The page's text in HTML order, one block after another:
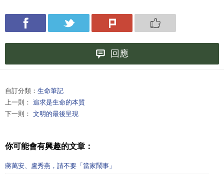
回應
自訂分類： 生命筆記
上一則： 追求是生命的本質
下一則： 文明的最後呈現
你可能會有興趣的文章：
蔣萬安、盧秀燕，請不要「當家鬧事」